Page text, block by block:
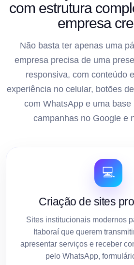
com estrutura
empresa
Não basta ter apenas uma
empresa precisa de uma
responsiva, com conteúdo
experiência no celular, botões
com WhatsApp e uma base
campanhas no Google e
💻
Criação de sites
Sites institucionais modernos
Itaboraí que querem
apresentar serviços e receber
pelo WhatsApp,